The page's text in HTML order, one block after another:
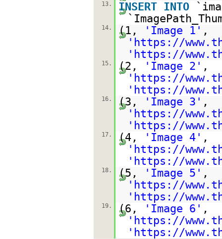
13.
INSERT INTO
14. (1, 'Image 1' ,
' https://
' https://
15. (2, 'Image 2' ,
' https://
' https://
16. (3, 'Image 3' ,
' https://
' https://
17. (4, 'Image 4' ,
' https://
' https://
18. (5, 'Image 5' ,
' https://
' https://
19. (6, 'Image 6' ,
' https://
' https://